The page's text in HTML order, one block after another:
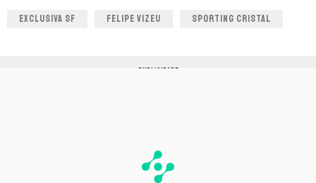
EXCLUSIVA SF FELIPE VIZEU SPORTING CRISTAL
PUBLICIDADE